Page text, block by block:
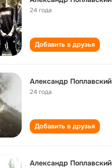
24 года
Добавить в друзья
Александр Поплавский
24 года
Добавить в друзья
Александр Поплавский